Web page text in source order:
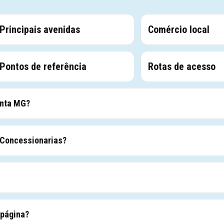
avenidas Comércio local
de referência Rotas de acesso
MG?